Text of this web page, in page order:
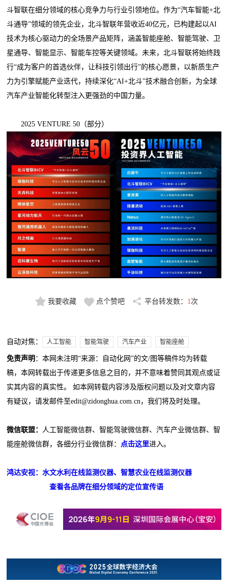
斗智联在细分领域的核心竞争力与行业引领地位。作为“汽车智能+北
斗通导”领域的领先企业，北斗智联年营收近40亿元，已构建起以AI
技术为核心驱动力的全场景产品矩阵，涵盖智能座舱、智能驾驶、卫
星通导、智能显示、智能车控等关键领域。未来，北斗智联将始终践
行“成为客户的首选伙伴，让科技引领出行”的核心愿景，以新质生产
力为引擎赋能产业迭代，持续深化“AI+北斗”技术融合创新，为全球
汽车产业智能化转型注入更强劲的中国力量。
2025 VENTURE 50（部分）
我要收藏 点个赞吧 平台转发数： 1 次
自动对焦： 人工智能 智能驾驶 汽车产业 智能座舱
免责声明 ：本网未注明“来源：自动化网”的文/图等稿件均为转载
稿，本网转载出于传递更多信息之目的，并不意味着赞同其观点或证
实其内容的真实性。 如本网转载内容涉及版权问题以及对文章内容
有疑议，请发邮件至edit@zidonghua.com.cn，我们将及时处理。
微信联盟：
人工智能微信群、智能驾驶微信群、汽车产业微信群、智
能座舱微信群，各细分行业微信群：
点击这里进入。
鸿达安视：水文水利在线监测仪器、智慧农业在线监测仪器
查看各品牌在细分领域的定位宣传语